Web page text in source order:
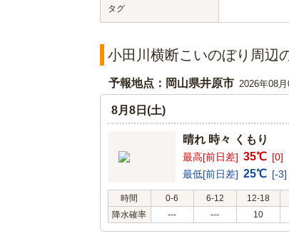
タグ
小田川横断こいのぼり周辺
予報地点：岡山県井原市 2026年08
8月8日(土)
晴れ 時々 くもり
最高[前日差] 35℃ [0]
最低[前日差] 25℃ [-3]
時間 0-6 6-12 12-18
降水確率
--- --- 10